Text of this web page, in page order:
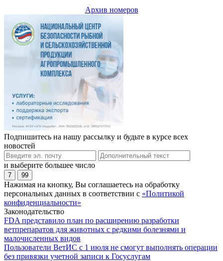
Архив номеров
Подпишитесь на нашу рассылку и будьте в курсе всех
новостей
и выберите большее число
7 99
Нажимая на кнопку, Вы соглашаетесь на обработку
персональных данных в соответствии с «Политикой
конфиденциальности»
Законодательство
FDA представило план по расширению разработки
ветпрепаратов для животных с редкими болезнями и
малочисленных видов
Пользователи ВетИС с 1 июля не смогут выполнять операции
без привязки учетной записи к Госуслугам